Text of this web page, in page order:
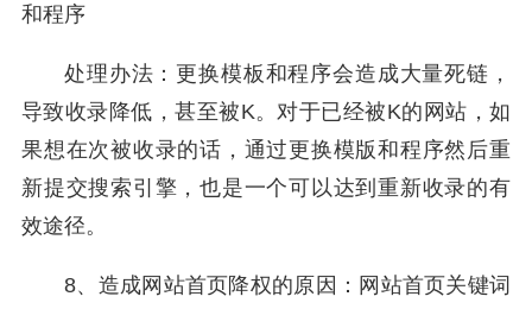
和程序
处理办法：更换模板和程序会造成大量死链，
导致收录降低，甚至被K。对于已经被K的网站，如
果想在次被收录的话，通过更换模版和程序然后重
新提交搜索引擎，也是一个可以达到重新收录的有
效途径。
8、造成网站首页降权的原因：网站首页关键词